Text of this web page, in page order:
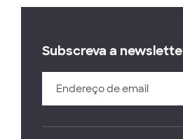
Subscreva a